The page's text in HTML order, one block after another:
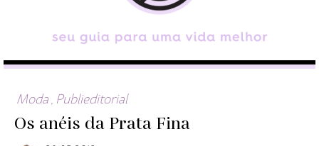
Moda Publieditorial
Os anéis da Prata Fina